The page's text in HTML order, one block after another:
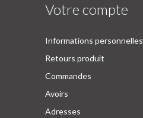
Votre compte
Informations personnelles
Retours produit
Commandes
Avoirs
Adresses